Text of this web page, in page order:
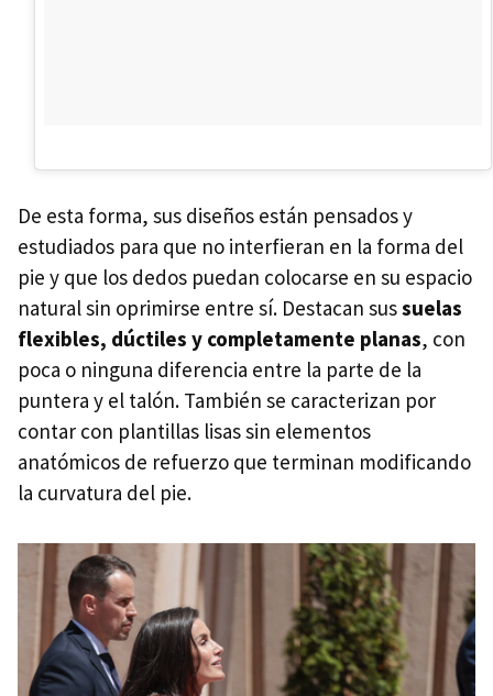
De esta forma, sus diseños están pensados y
estudiados para que no interfieran en la forma del
pie y que los dedos puedan colocarse en su espacio
natural sin oprimirse entre sí. Destacan sussuelas
flexibles, dúctiles y completamente planas, con
poca o ninguna diferencia entre la parte de la
puntera y el talón. También se caracterizan por
contar con plantillas lisas sin elementos
anatómicos de refuerzo que terminan modificando
la curvatura del pie.